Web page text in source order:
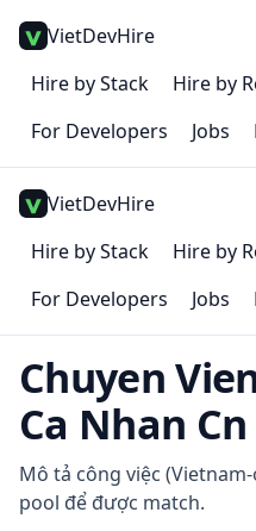
VietDevHire
Hire by Stack
Hire by
For Developers
Jobs
VietDevHire
Hire by Stack
Hire by
For Developers
Jobs
Chuyen
Ca Nhan
Mô tả công việc
pool để được match.